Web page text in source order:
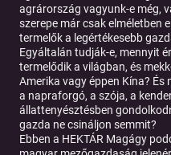
agrárország vagyunk-e még,
szerepe már csak elméletben
termelők a legértékesebb
Egyáltalán tudják-e, mennyit
termelődik a világban, és
Amerika vagy éppen Kína? És
a napraforgó, a szója, a
állattenyésztésben
gazda ne csináljon semmit?
Ebben a HEKTÁR Magágy